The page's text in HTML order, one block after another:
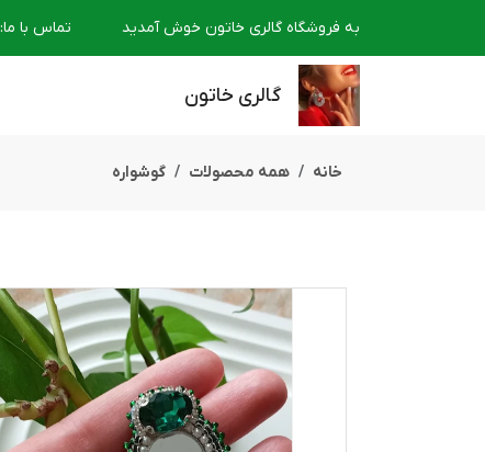
به فروشگاه گالری خاتون خوش آمدید تماس با ما:
گالری خاتون
خانه همه محصولات گوشواره